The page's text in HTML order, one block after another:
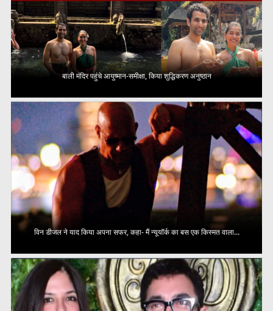
बाली मंदिर पहुंचे आयुष्मान-समीक्षा, किया शुद्धिकरण अनुष्ठान
विन डीजल ने याद किया अपना सफर, कहा- मैं न्यूयॉर्क का बस एक किस्मत वाला...